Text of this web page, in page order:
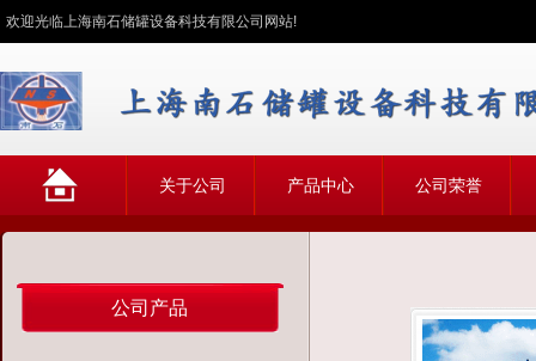
欢迎光临上海南石储罐设备科技有限公司网站!
关于公司 产品中心 公司荣誉
公司产品